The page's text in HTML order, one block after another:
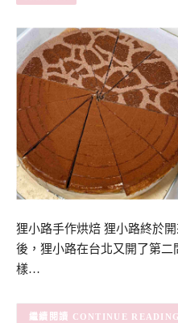
狸小路手作烘焙 狸小路終於
後，狸小路在台北又開了第
樣…
CONTINUE READING